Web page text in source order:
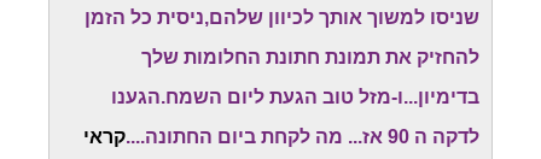
שניסו למשוך אותך לכיוון שלהם,ניסית כל הזמן
להחזיק את תמונת חתונת החלומות שלך
בדימיון...ו-מזל טוב הגעת ליום השמח.הגענו
לדקה ה 90 אז... מה לקחת ביום החתונה....
קראי